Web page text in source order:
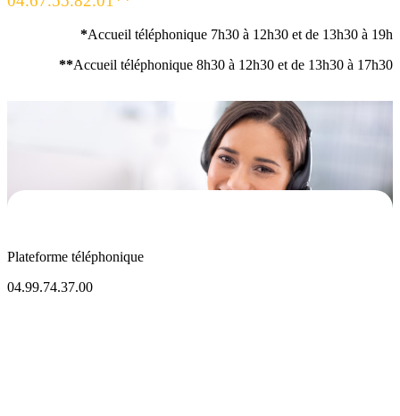
*Accueil téléphonique 7h30 à 12h30 et de 13h30 à 19h
**Accueil téléphonique 8h30 à 12h30 et de 13h30 à 17h30
Plateforme téléphonique
04.99.74.37.00